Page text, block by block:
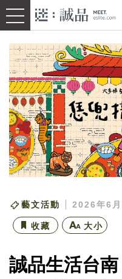
藝文活動 2026年6月
收藏 大小
誠品生活台